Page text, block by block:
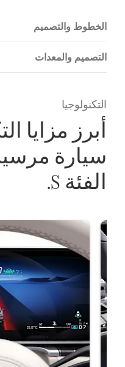
الخطوط والتصميم
التصميم والمعدات
التكنولوجيا
أبرز مزايا
سيارة
الفئة S.